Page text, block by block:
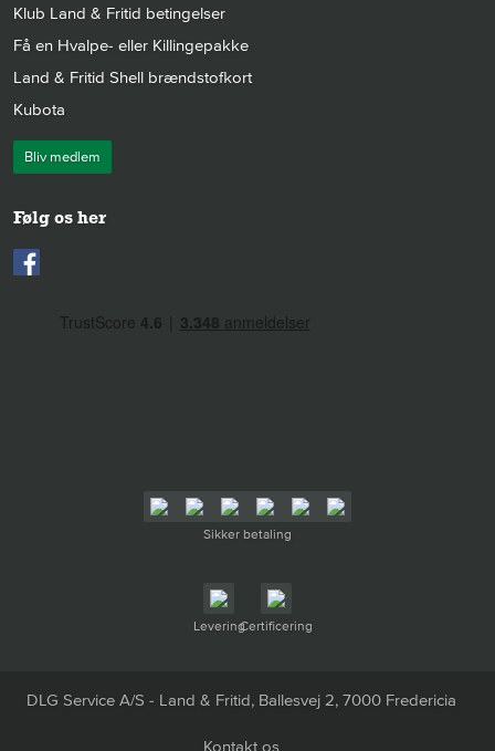
Klub Land & Fritid betingelser
Få en Hvalpe- eller Killingepakke
Land & Fritid Shell brændstofkort
Kubota
Bliv medlem
Følg os her
Sikker betaling
LeveringCertificering
DLG Service A/S - Land & Fritid, Ballesvej 2, 7000 Fredericia
Kontakt os